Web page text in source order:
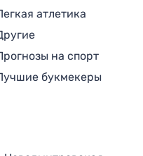
атлетика
на спорт
букмекеры